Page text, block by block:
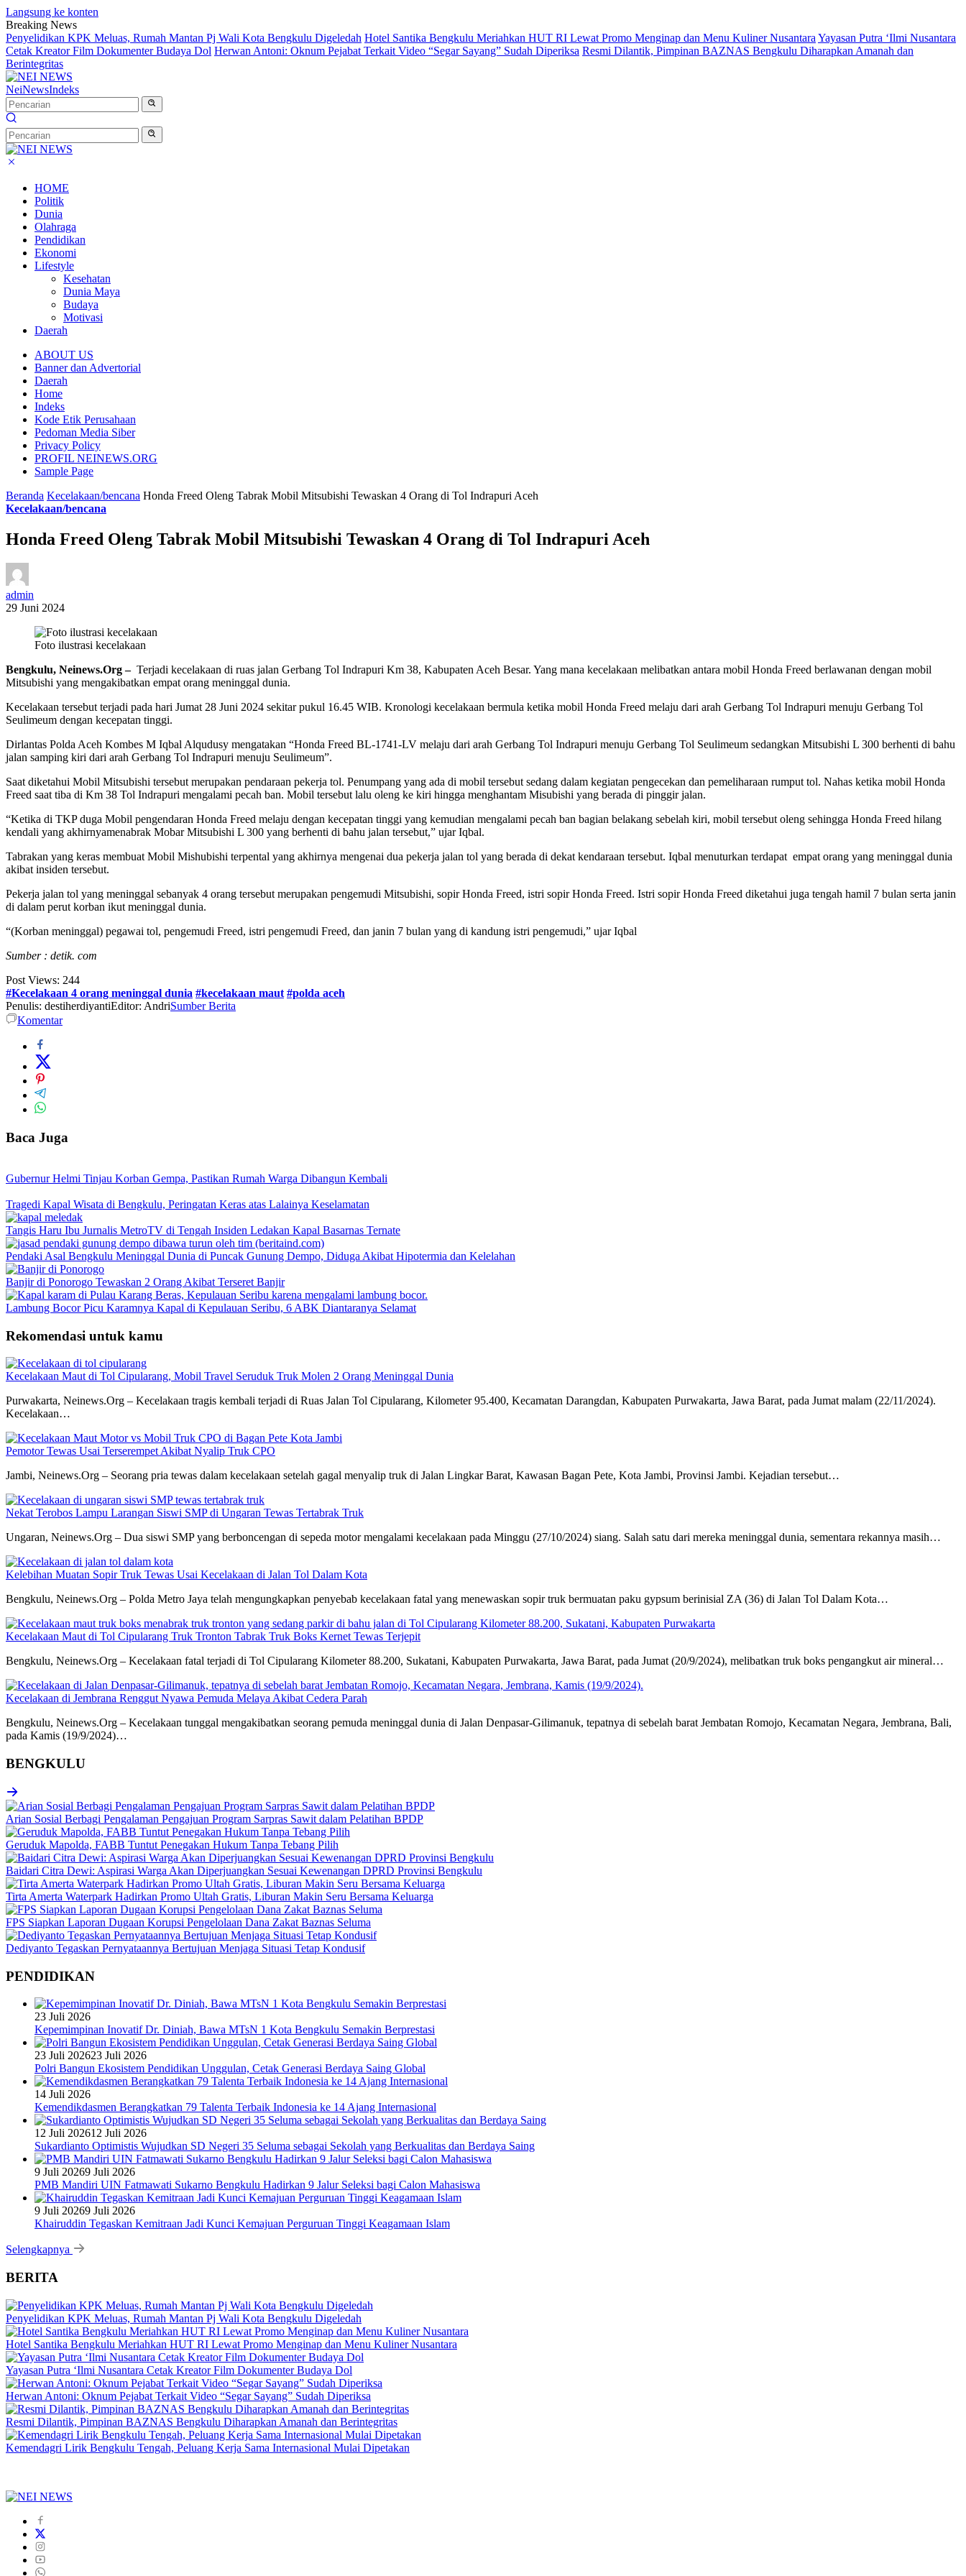
Langsung ke konten
Breaking News
Penyelidikan KPK Meluas, Rumah Mantan Pj Wali Kota Bengkulu Digeledah Hotel Santika Bengkulu Meriahkan HUT RI Lewat Promo Menginap dan Menu Kuliner Nusantara Yayasan Putra ‘Ilmi Nusantara
Cetak Kreator Film Dokumenter Budaya Dol Herwan Antoni: Oknum Pejabat Terkait Video “Segar Sayang” Sudah Diperiksa Resmi Dilantik, Pimpinan BAZNAS Bengkulu Diharapkan Amanah dan
Berintegritas
NeiNewsIndeks
HOME
Politik
Dunia
Olahraga
Pendidikan
Ekonomi
Lifestyle
Kesehatan
Dunia Maya
Budaya
Motivasi
Daerah
ABOUT US
Banner dan Advertorial
Daerah
Home
Indeks
Kode Etik Perusahaan
Pedoman Media Siber
Privacy Policy
PROFIL NEINEWS.ORG
Sample Page
Beranda Kecelakaan/bencana Honda Freed Oleng Tabrak Mobil Mitsubishi Tewaskan 4 Orang di Tol Indrapuri Aceh
Kecelakaan/bencana
Honda Freed Oleng Tabrak Mobil Mitsubishi Tewaskan 4 Orang di Tol Indrapuri Aceh
admin
29 Juni 2024
Foto ilustrasi kecelakaan
Bengkulu, Neinews.Org –Terjadi kecelakaan di ruas jalan Gerbang Tol Indrapuri Km 38, Kabupaten Aceh Besar. Yang mana kecelakaan melibatkan antara mobil Honda Freed berlawanan dengan mobil
Mitsubishi yang mengakibatkan empat orang meninggal dunia.
Kecelakaan tersebut terjadi pada hari Jumat 28 Juni 2024 sekitar pukul 16.45 WIB. Kronologi kecelakaan bermula ketika mobil Honda Freed melaju dari arah Gerbang Tol Indrapuri menuju Gerbang Tol
Seulimeum dengan kecepatan tinggi.
Dirlantas Polda Aceh Kombes M Iqbal Alqudusy mengatakan “Honda Freed BL-1741-LV melaju dari arah Gerbang Tol Indrapuri menuju Gerbang Tol Seulimeum sedangkan Mitsubishi L 300 berhenti di bahu
jalan samping kiri dari arah Gerbang Tol Indrapuri menuju Seulimeum”.
Saat diketahui Mobil Mitsubishi tersebut merupakan pendaraan pekerja tol. Penumpang yang ada di mobil tersebut sedang dalam kegiatan pengecekan dan pemeliharaan rumput tol. Nahas ketika mobil Honda
Freed saat tiba di Km 38 Tol Indrapuri mengalami pecah ban. Mobil tersebut lalu oleng ke kiri hingga menghantam Misubishi yang berada di pinggir jalan.
“Ketika di TKP duga Mobil pengendaran Honda Freed melaju dengan kecepatan tinggi yang kemudian mengalami pecah ban bagian belakang sebelah kiri, mobil tersebut oleng sehingga Honda Freed hilang
kendali yang akhirnyamenabrak Mobar Mitsubishi L 300 yang berhenti di bahu jalan tersebut,” ujar Iqbal.
Tabrakan yang keras membuat Mobil Mishubishi terpental yang akhirnya mengenai dua pekerja jalan tol yang berada di dekat kendaraan tersebut. Iqbal menuturkan terdapat empat orang yang meninggal dunia
akibat insiden tersebut.
Pekerja jalan tol yang meninggal sebanyak 4 orang tersebut merupakan pengemudi Mitsubishi, sopir Honda Freed, istri sopir Honda Freed. Istri sopir Honda Freed diketahui juga tengah hamil 7 bulan serta janin
di dalam perut korban ikut meninggal dunia.
“(Korban meninggal) pegawai tol, pengemudi Freed, istri pengemudi Freed, dan janin 7 bulan yang di kandung istri pengemudi,” ujar Iqbal
Sumber : detik. com
Post Views: 244
#Kecelakaan 4 orang meninggal dunia #kecelakaan maut #polda aceh
Penulis: destiherdiyantiEditor: AndriSumber Berita
Komentar
Baca Juga
Gubernur Helmi Tinjau Korban Gempa, Pastikan Rumah Warga Dibangun Kembali
Tragedi Kapal Wisata di Bengkulu, Peringatan Keras atas Lalainya Keselamatan
Tangis Haru Ibu Jurnalis MetroTV di Tengah Insiden Ledakan Kapal Basarnas Ternate
Pendaki Asal Bengkulu Meninggal Dunia di Puncak Gunung Dempo, Diduga Akibat Hipotermia dan Kelelahan
Banjir di Ponorogo Tewaskan 2 Orang Akibat Terseret Banjir
Lambung Bocor Picu Karamnya Kapal di Kepulauan Seribu, 6 ABK Diantaranya Selamat
Rekomendasi untuk kamu
Kecelakaan Maut di Tol Cipularang, Mobil Travel Seruduk Truk Molen 2 Orang Meninggal Dunia
Purwakarta, Neinews.Org – Kecelakaan tragis kembali terjadi di Ruas Jalan Tol Cipularang, Kilometer 95.400, Kecamatan Darangdan, Kabupaten Purwakarta, Jawa Barat, pada Jumat malam (22/11/2024).
Kecelakaan…
Pemotor Tewas Usai Terserempet Akibat Nyalip Truk CPO
Jambi, Neinews.Org – Seorang pria tewas dalam kecelakaan setelah gagal menyalip truk di Jalan Lingkar Barat, Kawasan Bagan Pete, Kota Jambi, Provinsi Jambi. Kejadian tersebut…
Nekat Terobos Lampu Larangan Siswi SMP di Ungaran Tewas Tertabrak Truk
Ungaran, Neinews.Org – Dua siswi SMP yang berboncengan di sepeda motor mengalami kecelakaan pada Minggu (27/10/2024) siang. Salah satu dari mereka meninggal dunia, sementara rekannya masih…
Kelebihan Muatan Sopir Truk Tewas Usai Kecelakaan di Jalan Tol Dalam Kota
Bengkulu, Neinews.Org – Polda Metro Jaya telah mengungkapkan penyebab kecelakaan fatal yang menewaskan sopir truk bermuatan paku gypsum berinisial ZA (36) di Jalan Tol Dalam Kota…
Kecelakaan Maut di Tol Cipularang Truk Tronton Tabrak Truk Boks Kernet Tewas Terjepit
Bengkulu, Neinews.Org – Kecelakaan fatal terjadi di Tol Cipularang Kilometer 88.200, Sukatani, Kabupaten Purwakarta, Jawa Barat, pada Jumat (20/9/2024), melibatkan truk boks pengangkut air mineral…
Kecelakaan di Jembrana Renggut Nyawa Pemuda Melaya Akibat Cedera Parah
Bengkulu, Neinews.Org – Kecelakaan tunggal mengakibatkan seorang pemuda meninggal dunia di Jalan Denpasar-Gilimanuk, tepatnya di sebelah barat Jembatan Romojo, Kecamatan Negara, Jembrana, Bali,
pada Kamis (19/9/2024)…
BENGKULU
Arian Sosial Berbagi Pengalaman Pengajuan Program Sarpras Sawit dalam Pelatihan BPDP
Geruduk Mapolda, FABB Tuntut Penegakan Hukum Tanpa Tebang Pilih
Baidari Citra Dewi: Aspirasi Warga Akan Diperjuangkan Sesuai Kewenangan DPRD Provinsi Bengkulu
Tirta Amerta Waterpark Hadirkan Promo Ultah Gratis, Liburan Makin Seru Bersama Keluarga
FPS Siapkan Laporan Dugaan Korupsi Pengelolaan Dana Zakat Baznas Seluma
Dediyanto Tegaskan Pernyataannya Bertujuan Menjaga Situasi Tetap Kondusif
PENDIDIKAN
23 Juli 2026
Kepemimpinan Inovatif Dr. Diniah, Bawa MTsN 1 Kota Bengkulu Semakin Berprestasi
23 Juli 202623 Juli 2026
Polri Bangun Ekosistem Pendidikan Unggulan, Cetak Generasi Berdaya Saing Global
14 Juli 2026
Kemendikdasmen Berangkatkan 79 Talenta Terbaik Indonesia ke 14 Ajang Internasional
12 Juli 202612 Juli 2026
Sukardianto Optimistis Wujudkan SD Negeri 35 Seluma sebagai Sekolah yang Berkualitas dan Berdaya Saing
9 Juli 20269 Juli 2026
PMB Mandiri UIN Fatmawati Sukarno Bengkulu Hadirkan 9 Jalur Seleksi bagi Calon Mahasiswa
9 Juli 20269 Juli 2026
Khairuddin Tegaskan Kemitraan Jadi Kunci Kemajuan Perguruan Tinggi Keagamaan Islam
Selengkapnya
BERITA
Penyelidikan KPK Meluas, Rumah Mantan Pj Wali Kota Bengkulu Digeledah
Hotel Santika Bengkulu Meriahkan HUT RI Lewat Promo Menginap dan Menu Kuliner Nusantara
Yayasan Putra ‘Ilmi Nusantara Cetak Kreator Film Dokumenter Budaya Dol
Herwan Antoni: Oknum Pejabat Terkait Video “Segar Sayang” Sudah Diperiksa
Resmi Dilantik, Pimpinan BAZNAS Bengkulu Diharapkan Amanah dan Berintegritas
Kemendagri Lirik Bengkulu Tengah, Peluang Kerja Sama Internasional Mulai Dipetakan